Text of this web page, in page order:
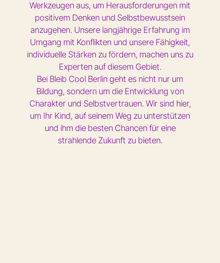
Werkzeugen aus, um Herausforderungen mit
positivem Denken und Selbstbewusstsein
anzugehen. Unsere langjährige Erfahrung im
Umgang mit Konflikten und unsere Fähigkeit,
individuelle Stärken zu fördern, machen uns zu
Experten auf diesem Gebiet.
Bei Bleib Cool Berlin geht es nicht nur um
Bildung, sondern um die Entwicklung von
Charakter und Selbstvertrauen. Wir sind hier,
um Ihr Kind, auf seinem Weg zu unterstützen
und ihm die besten Chancen für eine
strahlende Zukunft zu bieten.